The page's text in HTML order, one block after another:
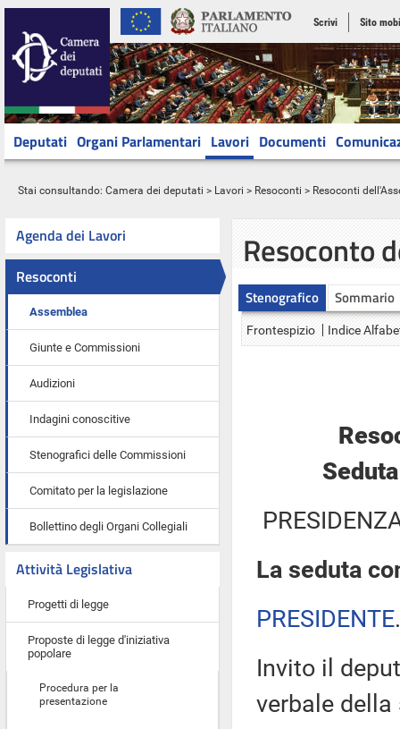
Scrivi Sito
Deputati Organi Parlamentari Lavori Documenti
Stai consultando: Camera dei deputati > Lavori > Resoconti > Resoconti
Agenda dei Lavori
Resoconti
Assemblea
Giunte e Commissioni
Audizioni
Indagini conoscitive
Stenografici delle Commissioni
Comitato per la legislazione
Bollettino degli Organi Collegiali
Attività Legislativa
Progetti di legge
Proposte di legge d'iniziativa
popolare
Procedura per la
presentazione
Resoconto
Stenografico Sommario
Frontespizio Indice
La seduta
PRESIDENTE
Invito il
verbale della